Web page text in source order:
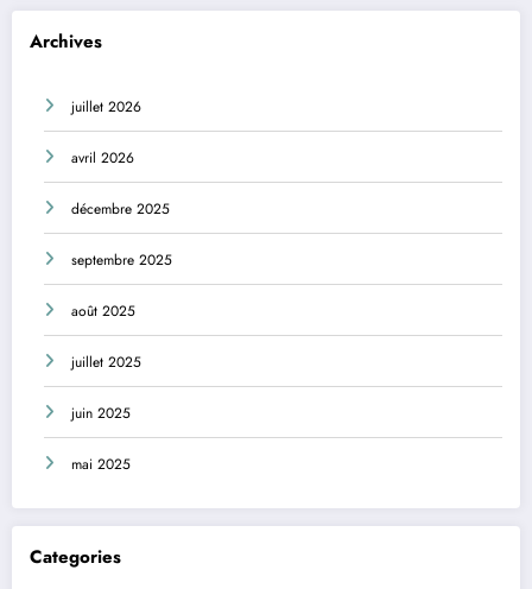
Archives
juillet 2026
avril 2026
décembre 2025
septembre 2025
août 2025
juillet 2025
juin 2025
mai 2025
Categories